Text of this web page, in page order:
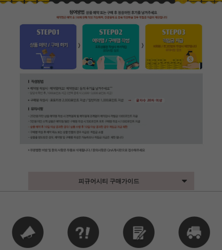
피규어시티 구매가이드